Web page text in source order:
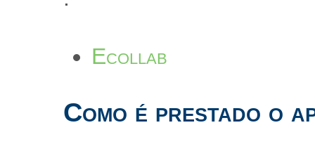
Ecollab
Como é prestado o